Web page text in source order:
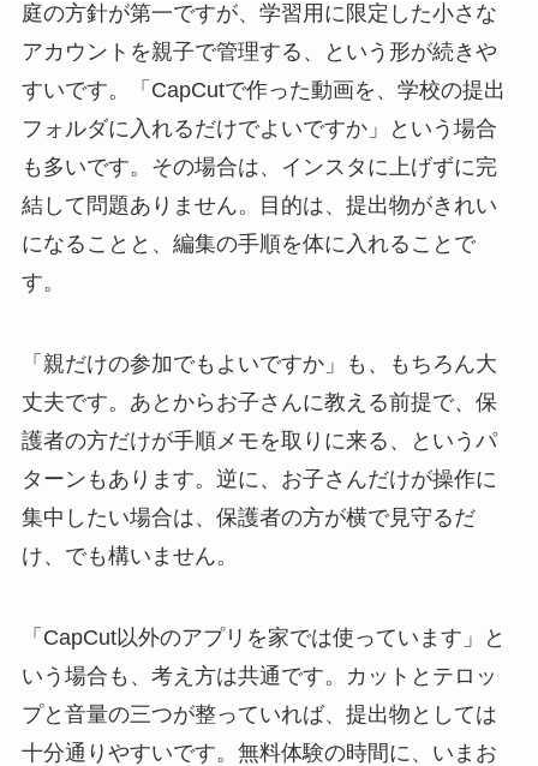
庭の方針が第一ですが、学習用に限定した小さな
アカウントを親子で管理する、という形が続きや
すいです。「CapCutで作った動画を、学校の提出
フォルダに入れるだけでよいですか」という場合
も多いです。その場合は、インスタに上げずに完
結して問題ありません。目的は、提出物がきれい
になることと、編集の手順を体に入れることで
す。
「親だけの参加でもよいですか」も、もちろん大
丈夫です。あとからお子さんに教える前提で、保
護者の方だけが手順メモを取りに来る、というパ
ターンもあります。逆に、お子さんだけが操作に
集中したい場合は、保護者の方が横で見守るだ
け、でも構いません。
「CapCut以外のアプリを家では使っています」と
いう場合も、考え方は共通です。カットとテロッ
プと音量の三つが整っていれば、提出物としては
十分通りやすいです。無料体験の時間に、いまお